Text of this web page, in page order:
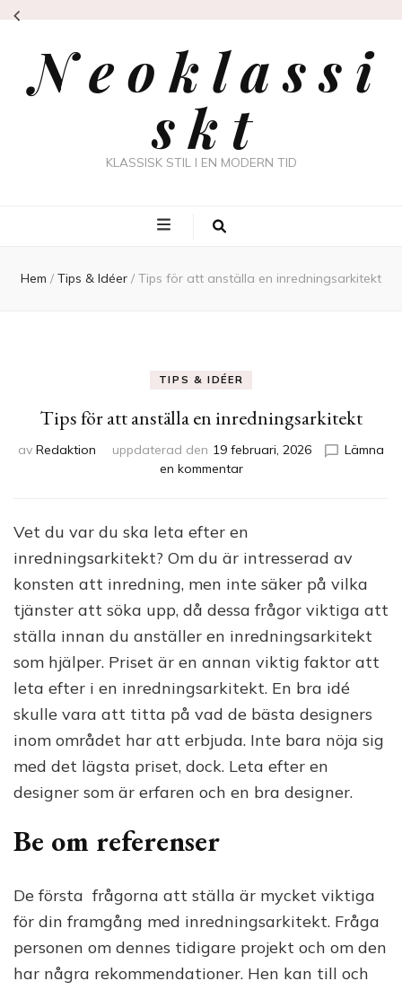
N e o k l a s s i
s k t
KLASSISK STIL I EN MODERN TID
Hem / Tips & Idéer / Tips för att anställa en inredningsarkitekt
TIPS & IDÉER
Tips för att anställa en inredningsarkitekt
av Redaktion uppdaterad den 19 februari, 2026
Lämna
en kommentarpå
anställa
en
inredningsarkitekt
Vet du var du ska leta efter en
inredningsarkitekt? Om du är intresserad av
konsten att inredning, men inte säker på vilka
tjänster att söka upp, då dessa frågor viktiga att
ställa innan du anställer en inredningsarkitekt
som hjälper. Priset är en annan viktig faktor att
leta efter i en inredningsarkitekt. En bra idé
skulle vara att titta på vad de bästa designers
inom området har att erbjuda. Inte bara nöja sig
med det lägsta priset, dock. Leta efter en
designer som är erfaren och en bra designer.
Be om referenser
De första frågorna att ställa är mycket viktiga
för din framgång med inredningsarkitekt. Fråga
personen om dennes tidigare projekt och om den
har några rekommendationer. Hen kan till och